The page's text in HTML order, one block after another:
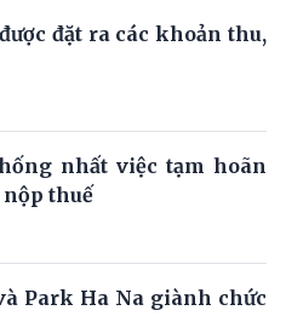
đặt ra các khoản thu,
nhất việc tạm hoãn
thuế
Park Ha Na giành chức